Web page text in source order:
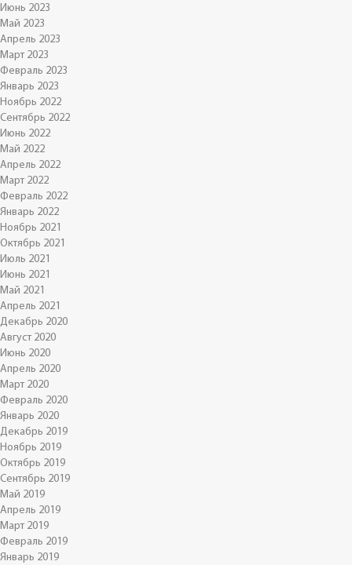
Июнь 2023
Май 2023
Апрель 2023
Март 2023
Февраль 2023
Январь 2023
Ноябрь 2022
Сентябрь 2022
Июнь 2022
Май 2022
Апрель 2022
Март 2022
Февраль 2022
Январь 2022
Ноябрь 2021
Октябрь 2021
Июль 2021
Июнь 2021
Май 2021
Апрель 2021
Декабрь 2020
Август 2020
Июнь 2020
Апрель 2020
Март 2020
Февраль 2020
Январь 2020
Декабрь 2019
Ноябрь 2019
Октябрь 2019
Сентябрь 2019
Май 2019
Апрель 2019
Март 2019
Февраль 2019
Январь 2019